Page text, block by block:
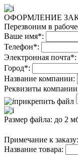
ОФОРМЛЕНИЕ
Перезвоним в
Ваше имя*:
Телефон*:
Электронная почта*:
Город*:
Название компании:
Реквизиты
прикрепить файл
Размер файла: до 2
Примечание к заказу:
Название товара: